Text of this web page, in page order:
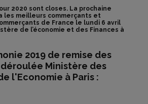
2020 sont closes. La prochaine
les meilleurs commerçants et
de France le lundi 6 avril
de l’économie et des Finances à
2019 de remise des
déroulée Ministère des
l'Economie à Paris :